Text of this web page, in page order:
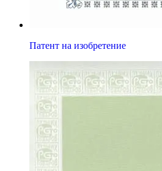
Патент на изобретение